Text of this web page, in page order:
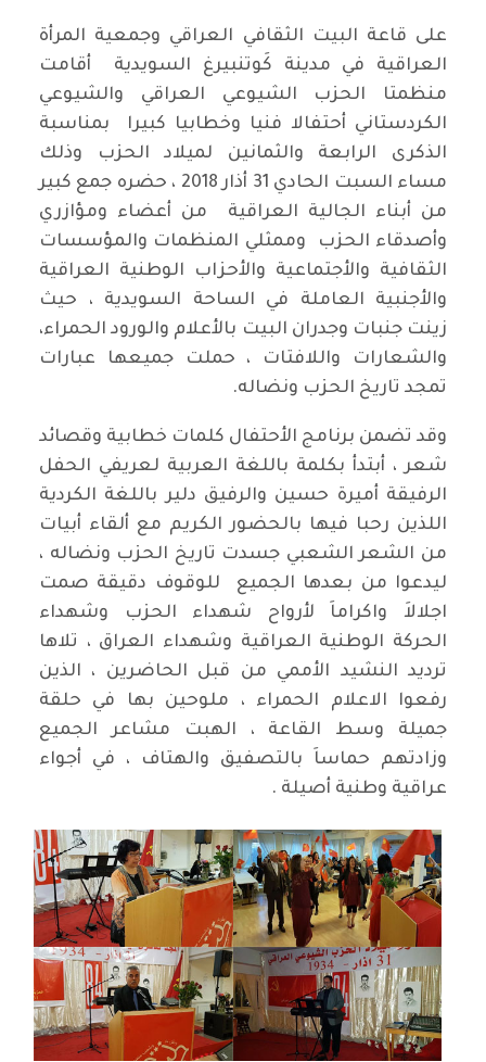
على قاعة البيت الثقافي العراقي وجمعية المرأة
العراقية في مدينة كَوتنبيرغ السويدية أقامت
منظمتا الحزب الشيوعي العراقي والشيوعي
الكردستاني أحتفالا فنيا وخطابيا كبيرا بمناسبة
الذكرى الرابعة والثمانين لميلاد الحزب وذلك
مساء السبت الحادي 31 أذار 2018 ، حضره جمع كبير
من أبناء الجالية العراقية من أعضاء ومؤازري
وأصدقاء الحزب وممثلي المنظمات والمؤسسات
الثقافية والأجتماعية والأحزاب الوطنية العراقية
والأجنبية العاملة في الساحة السويدية ، حيث
زينت جنبات وجدران البيت بالأعلام والورود الحمراء،
والشعارات واللافتات ، حملت جميعها عبارات
تمجد تاريخ الحزب ونضاله.
وقد تضمن برنامج الأحتفال كلمات خطابية وقصائد
شعر ، أبتدأ بكلمة باللغة العربية لعريفي الحفل
الرفيقة أميرة حسين والرفيق دلير باللغة الكردية
اللذين رحبا فيها بالحضور الكريم مع ألقاء أبيات
من الشعر الشعبي جسدت تاريخ الحزب ونضاله ،
ليدعوا من بعدها الجميع للوقوف دقيقة صمت
اجلالاَ واكراماَ لأرواح شهداء الحزب وشهداء
الحركة الوطنية العراقية وشهداء العراق ، تلاها
ترديد النشيد الأممي من قبل الحاضرين ، الذين
رفعوا الاعلام الحمراء ، ملوحين بها في حلقة
جميلة وسط القاعة ، الهبت مشاعر الجميع
وزادتهم حماساَ بالتصفيق والهتاف ، في أجواء
عراقية وطنية أصيلة .